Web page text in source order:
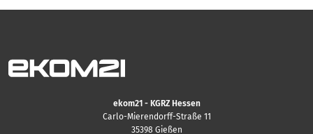
ekom21 - KGRZ Hessen
Carlo-Mierendorff-Straße 11
35398 Gießen